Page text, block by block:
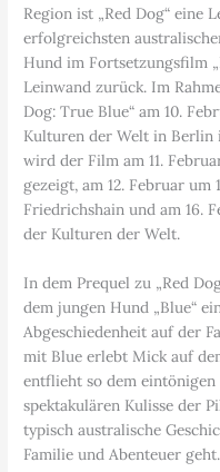
Region ist „Red Dog“ eine
erfolgreichsten
Hund im Fortsetzungsfilm
Leinwand zurück. Im
Dog: True Blue“ am 10.
Kulturen der Welt in Berlin
wird der Film am 11.
gezeigt, am 12. Februar
Friedrichshain und am 16.
der Kulturen der Welt.
In dem Prequel zu „Red
dem jungen Hund „Blue“
Abgeschiedenheit auf der
mit Blue erlebt Mick auf
entflieht so dem
spektakulären Kulisse der
typisch australische
Familie und Abenteuer geht.